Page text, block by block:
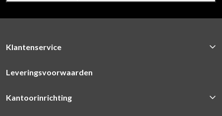
Klantenservice
Leveringsvoorwaarden
Kantoorinrichting